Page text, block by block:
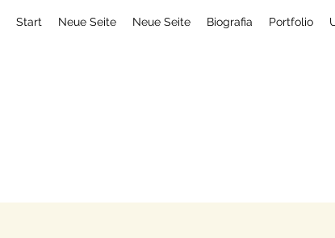
Start Neue Seite Neue Seite Biografia Portfolio